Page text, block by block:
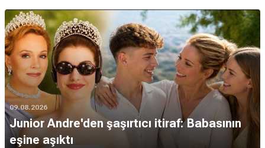
09.08.2026
Junior Andre'den şaşırtıcı itiraf: Babasının
eşine aşıktı